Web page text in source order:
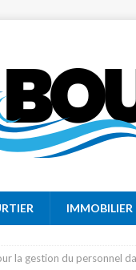
IMMOBILIER
la gestion du personnel